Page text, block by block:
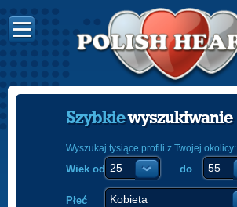
Szybkiewyszukiwanie
Wyszukaj tysiące profili z Twojej okolicy:
Wiek od do
Płeć